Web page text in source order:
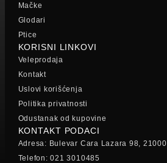
Mačke
Glodari
Ptice
KORISNI LINKOVI
Veleprodaja
Kontakt
Uslovi korišćenja
Politika privatnosti
Odustanak od kupovine
KONTAKT PODACI
Adresa: Bulevar Cara Lazara 98,
Telefon: 021 3010485